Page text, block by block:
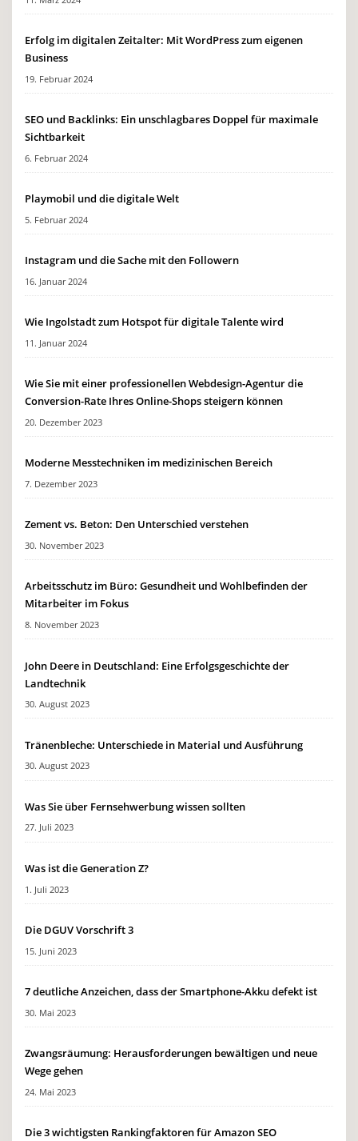
Erfolg im digitalen Zeitalter: Mit WordPress zum eigenen
Business
19. Februar 2024
SEO und Backlinks: Ein unschlagbares Doppel für maximale
Sichtbarkeit
6. Februar 2024
Playmobil und die digitale Welt
5. Februar 2024
Instagram und die Sache mit den Followern
16. Januar 2024
Wie Ingolstadt zum Hotspot für digitale Talente wird
11. Januar 2024
Wie Sie mit einer professionellen Webdesign-Agentur die
Conversion-Rate Ihres Online-Shops steigern können
20. Dezember 2023
Moderne Messtechniken im medizinischen Bereich
7. Dezember 2023
Zement vs. Beton: Den Unterschied verstehen
30. November 2023
Arbeitsschutz im Büro: Gesundheit und Wohlbefinden der
Mitarbeiter im Fokus
8. November 2023
John Deere in Deutschland: Eine Erfolgsgeschichte der
Landtechnik
30. August 2023
Tränenbleche: Unterschiede in Material und Ausführung
30. August 2023
Was Sie über Fernsehwerbung wissen sollten
27. Juli 2023
Was ist die Generation Z?
1. Juli 2023
Die DGUV Vorschrift 3
15. Juni 2023
7 deutliche Anzeichen, dass der Smartphone-Akku defekt ist
30. Mai 2023
Zwangsräumung: Herausforderungen bewältigen und neue
Wege gehen
24. Mai 2023
Die 3 wichtigsten Rankingfaktoren für Amazon SEO